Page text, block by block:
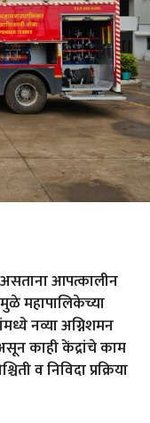
असताना आपत्कालीन
महापालिकेच्या
नव्या अग्निशमन
काही केंद्रांचे काम
व निविदा प्रक्रिया